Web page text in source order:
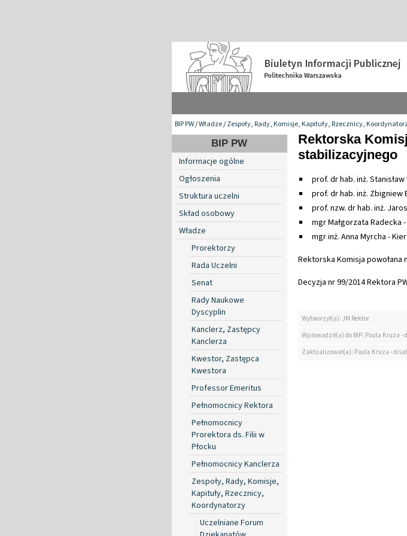
BIP PW/Władze/Zespoły, Rady, Komisje, Kapituły, Rzecznicy,
BIP PW
Informacje ogólne
Ogłoszenia
Struktura uczelni
Skład osobowy
Władze
Prorektorzy
Rada Uczelni
Senat
Rady Naukowe
Dyscyplin
Kanclerz, Zastępcy
Kanclerza
Kwestor, Zastępca
Kwestora
Professor Emeritus
Pełnomocnicy Rektora
Pełnomocnicy
Prorektora ds. Filii w
Płocku
Pełnomocnicy Kanclerza
Zespoły, Rady, Komisje,
Kapituły, Rzecznicy,
Koordynatorzy
Uczelniane Forum
Rektorska
stabilizacyjnego
prof. dr hab. inż.
prof. dr hab. inż. Zbigniew
prof. nzw. dr hab. inż.
mgr Małgorzata Radecka
mgr inż. Anna Myrcha -
Rektorska Komisja powołana
Decyzja nr 99/2014 Rektora
Wytworzył(a): JM Rektor
Wprowadził(a) do BIP: Paula Kruza -
Zaktualizował(a): Paula Kruza -